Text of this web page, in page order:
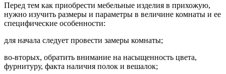
Перед тем как приобрести мебельные изделия в прихожую,
нужно изучить размеры и параметры в величине комнаты и ее
специфические особенности:
для начала следует провести замеры комнаты;
во-вторых, обратить внимание на насыщенность цвета,
фурнитуру, факта наличия полок и вешалок;